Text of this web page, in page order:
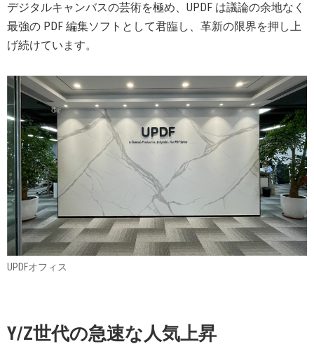
デジタルキャンバスの芸術を極め、UPDF は議論の余地なく
最強の PDF 編集ソフトとして君臨し、革新の限界を押し上
げ続けています。
UPDFオフィス
Y/Z世代の急速な人気上昇